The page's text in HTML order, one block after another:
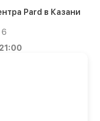
Pard в Казани
6
21:00